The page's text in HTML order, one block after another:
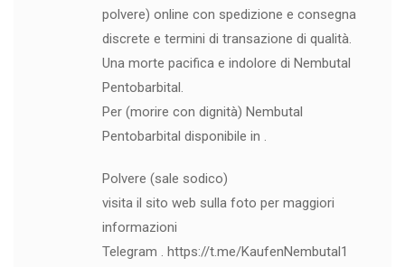
polvere) online con spedizione e consegna
discrete e termini di transazione di qualità.
Una morte pacifica e indolore di Nembutal
Pentobarbital.
Per (morire con dignità) Nembutal
Pentobarbital disponibile in .
Polvere (sale sodico)
visita il sito web sulla foto per maggiori
informazioni
Telegram . https://t.me/KaufenNembutal1